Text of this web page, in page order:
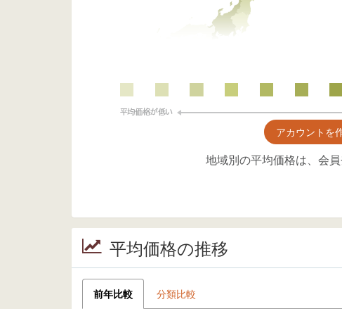
アカウントを
地域別の平均価格は、会
平均価格の推移
前年比較 分類比較